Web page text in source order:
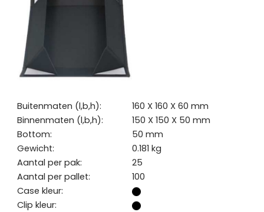
Buitenmaten (l,b,h):
160 X 160 X 60 mm
Binnenmaten (l,b,h):
150 X 150 X 50 mm
Bottom:
50 mm
Gewicht:
0.181 kg
Aantal per pak:
25
Aantal per pallet:
100
Case kleur:
Clip kleur: